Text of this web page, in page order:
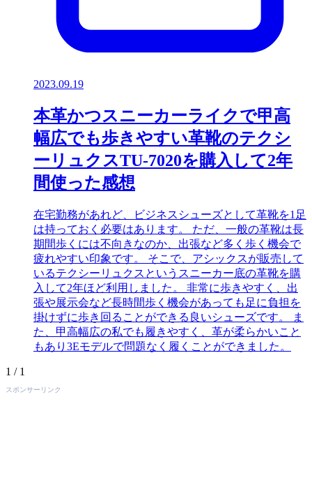
2023.09.19
本革かつスニーカーライクで甲高
幅広でも歩きやすい革靴のテクシ
ーリュクスTU-7020を購入して2年
間使った感想
在宅勤務があれど、ビジネスシューズとして革靴を1足
は持っておく必要はあります。 ただ、一般の革靴は長
期間歩くには不向きなのか、出張など多く歩く機会で
疲れやすい印象です。 そこで、アシックスが販売して
いるテクシーリュクスというスニーカー底の革靴を購
入して2年ほど利用しました。 非常に歩きやすく、出
張や展示会など長時間歩く機会があっても足に負担を
掛けずに歩き回ることができる良いシューズです。 ま
た、甲高幅広の私でも履きやすく、革が柔らかいこと
もあり3Eモデルで問題なく履くことができました。
1 / 1
スポンサーリンク